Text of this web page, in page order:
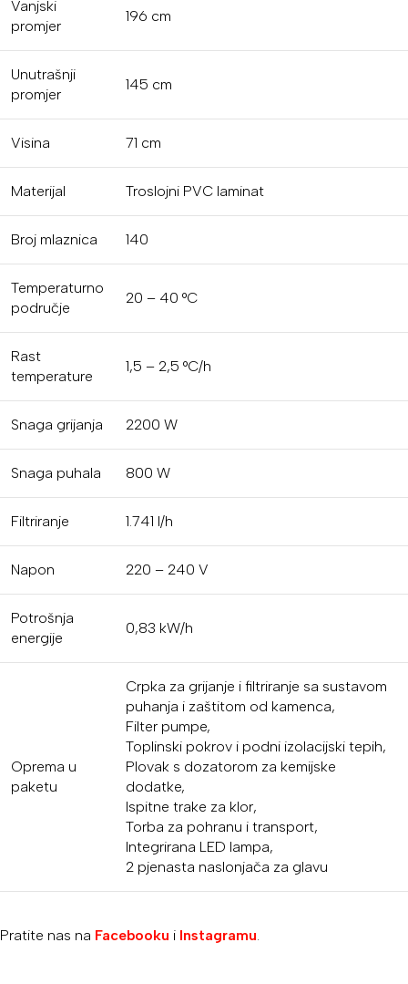
Vanjski
promjer
196 cm
Unutrašnji
promjer
145 cm
Visina 71 cm
Materijal Troslojni PVC laminat
Broj mlaznica 140
Temperaturno
područje
20 – 40 °C
Rast
temperature
1,5 – 2,5 °C/h
Snaga grijanja 2200 W
Snaga puhala 800 W
Filtriranje 1.741 l/h
Napon 220 – 240 V
Potrošnja
energije
0,83 kW/h
Oprema u
paketu
Crpka za grijanje i filtriranje sa sustavom
puhanja i zaštitom od kamenca,
Filter pumpe,
Toplinski pokrov i podni izolacijski tepih,
Plovak s dozatorom za kemijske
dodatke,
Ispitne trake za klor,
Torba za pohranu i transport,
Integrirana LED lampa,
2 pjenasta naslonjača za glavu
Pratite nas na Facebooku i Instagramu.